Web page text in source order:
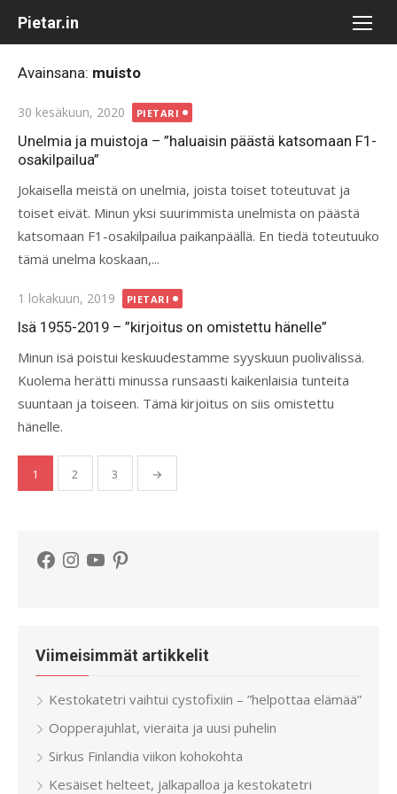
Pietar.in
Avainsana: muisto
Posted
on
30 kesäkuun, 2020 PIETARI
Unelmia ja muistoja – ”haluaisin päästä katsomaan F1-
osakilpailua”
Jokaisella meistä on unelmia, joista toiset toteutuvat ja
toiset eivät. Minun yksi suurimmista unelmista on päästä
katsomaan F1-osakilpailua paikanpäällä. En tiedä toteutuuko
tämä unelma koskaan,...
Posted
on
1 lokakuun, 2019 PIETARI
Isä 1955-2019 – ”kirjoitus on omistettu hänelle”
Minun isä poistui keskuudestamme syyskuun puolivälissä.
Kuolema herätti minussa runsaasti kaikenlaisia tunteita
suuntaan ja toiseen. Tämä kirjoitus on siis omistettu
hänelle.
Artikkelien
sivutus
1 2 3 →
Facebook
Instagram
YouTubePinterest
Viimeisimmät artikkelit
Kestokatetri vaihtui cystofixiin – ”helpottaa elämää”
Oopperajuhlat, vieraita ja uusi puhelin
Sirkus Finlandia viikon kohokohta
Kesäiset helteet, jalkapalloa ja kestokatetri